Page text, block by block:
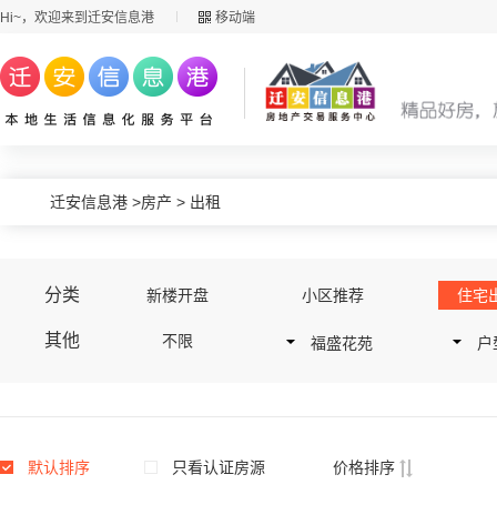
Hi~，欢迎来到迁安信息港 移动端
迁安信息港 >房产 > 出租
分类 新楼开盘 小区推荐 住宅
其他 不限 福盛花苑 户
默认排序 只看认证房源 价格排序